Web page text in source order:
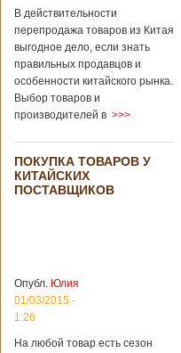
В действительности
перепродажа товаров из Китая
выгодное дело, если знать
правильных продавцов и
особенности китайского рынка.
Выбор товаров и
производителей в >>>
ПОКУПКА ТОВАРОВ У
КИТАЙСКИХ
ПОСТАВЩИКОВ
Опубл. Юлия
01/03/2015 -
1:26
На любой товар есть сезон